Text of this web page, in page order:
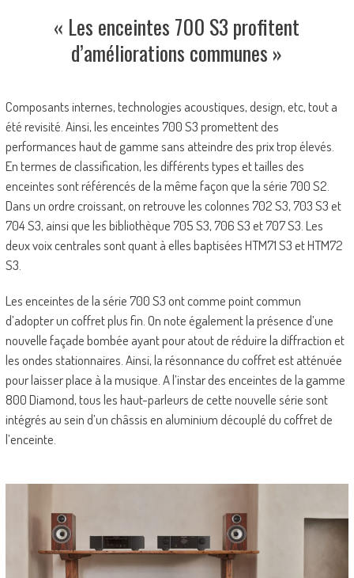
« Les enceintes 700 S3 profitent
d’améliorations communes »
Composants internes, technologies acoustiques, design, etc, tout a
été revisité. Ainsi, les enceintes 700 S3 promettent des
performances haut de gamme sans atteindre des prix trop élevés.
En termes de classification, les différents types et tailles des
enceintes sont référencés de la même façon que la série 700 S2.
Dans un ordre croissant, on retrouve les colonnes 702 S3, 703 S3 et
704 S3, ainsi que les bibliothèque 705 S3, 706 S3 et 707 S3. Les
deux voix centrales sont quant à elles baptisées HTM71 S3 et HTM72
S3.
Les enceintes de la série 700 S3 ont comme point commun
d’adopter un coffret plus fin. On note également la présence d’une
nouvelle façade bombée ayant pour atout de réduire la diffraction et
les ondes stationnaires. Ainsi, la résonnance du coffret est atténuée
pour laisser place à la musique. A l’instar des enceintes de la gamme
800 Diamond, tous les haut-parleurs de cette nouvelle série sont
intégrés au sein d’un châssis en aluminium découplé du coffret de
l’enceinte.